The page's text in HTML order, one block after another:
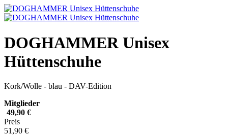
DOGHAMMER Unisex
Hüttenschuhe
Kork/Wolle - blau - DAV-Edition
Mitglieder
49,90 €
Preis
51,90 €